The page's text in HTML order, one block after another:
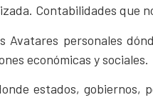
Contabilidades que
Avatares personales
económicas y sociales.
estados, gobiernos,